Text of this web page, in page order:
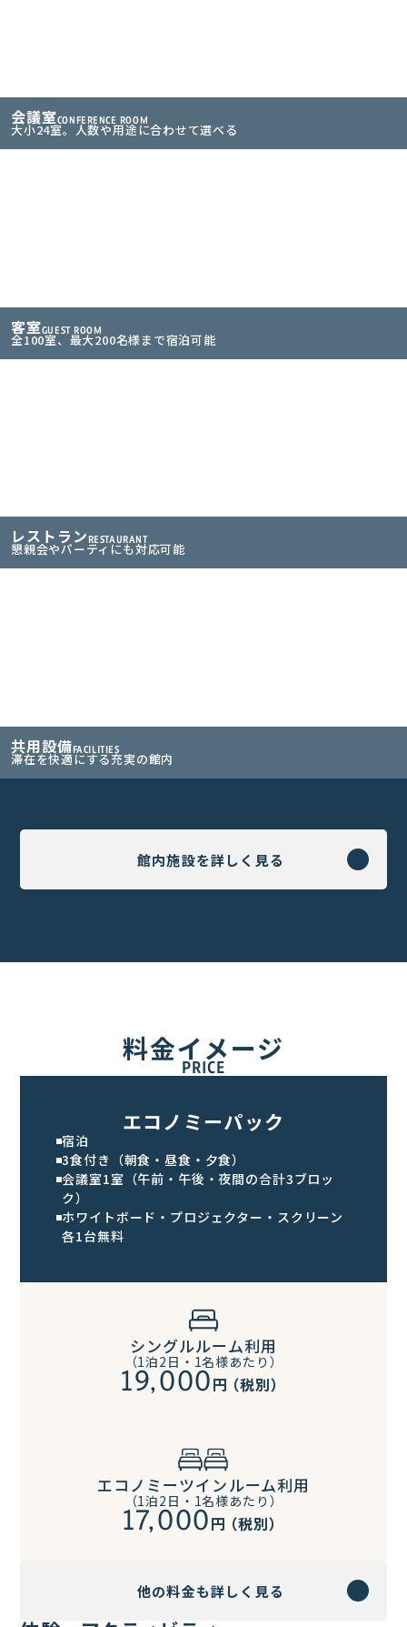
会議室CONFERENCE ROOM
大小24室。人数や用途に合わせて選べる
客室GUEST ROOM
全100室、最大200名様まで宿泊可能
レストラン RESTAURANT
懇親会やパーティにも対応可能
共用設備 FACILITIES
滞在を快適にする充実の館内
館内施設を詳しく見る
料金イメージ
PRICE
エコノミーパック
宿泊
3食付き（朝食・昼食・夕食）
会議室1室（午前・午後・夜間の合計3ブロッ
ク）
ホワイトボード・プロジェクター・スクリーン
各1台無料
シングルルーム利用
（1泊2日・1名様あたり）
19,000円（税別）
エコノミーツインルーム利用
（1泊2日・1名様あたり）
17,000円（税別）
他の料金も詳しく見る